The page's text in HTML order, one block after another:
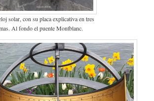
solar, con su placa explicativa en tres
Al fondo el puente Montblanc.